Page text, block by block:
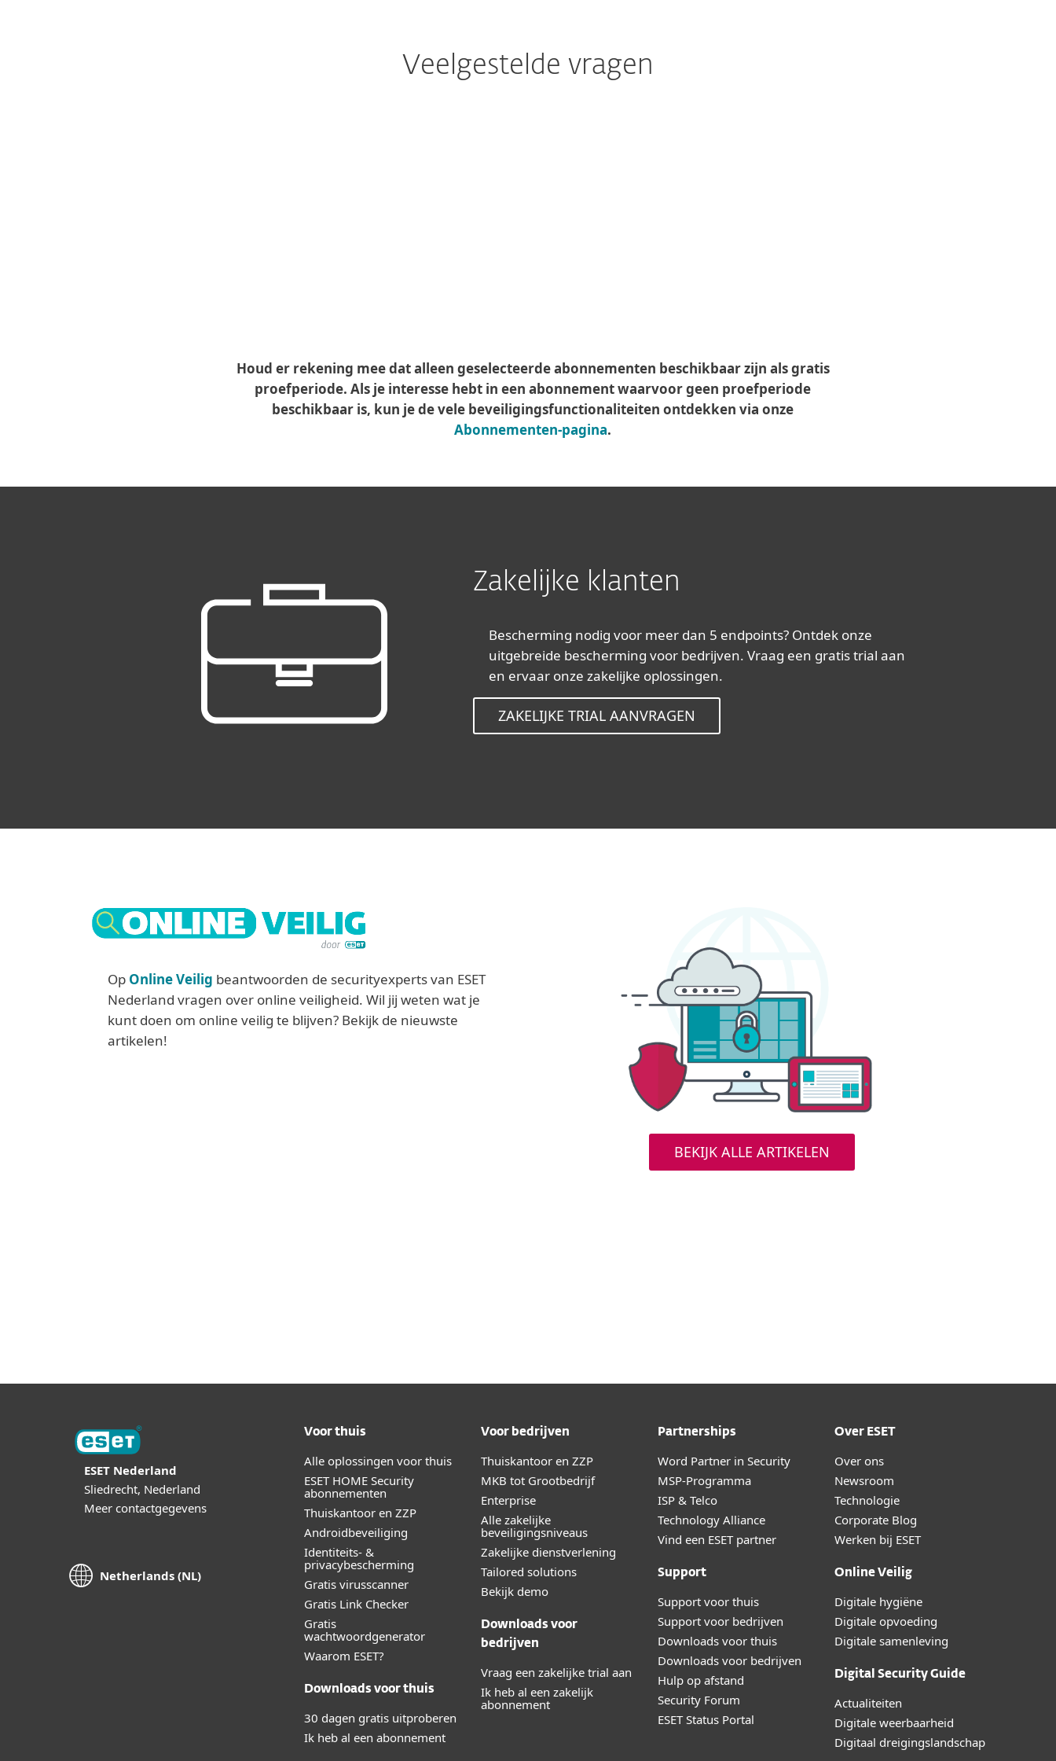
Veelgestelde vragen
Houd er rekening mee dat alleen geselecteerde abonnementen beschikbaar zijn als gratis
proefperiode. Als je interesse hebt in een abonnement waarvoor geen proefperiode
beschikbaar is, kun je de vele beveiligingsfunctionaliteiten ontdekken via onze
Abonnementen-pagina.
Zakelijke klanten
Bescherming nodig voor meer dan 5 endpoints? Ontdek onze
uitgebreide bescherming voor bedrijven. Vraag een gratis trial aan
en ervaar onze zakelijke oplossingen.
ZAKELIJKE TRIAL AANVRAGEN
Op Online Veilig beantwoorden de securityexperts van ESET
Nederland vragen over online veiligheid. Wil jij weten wat je
kunt doen om online veilig te blijven? Bekijk de nieuwste
artikelen!
BEKIJK ALLE ARTIKELEN
ESET Nederland
Sliedrecht, Nederland
Meer contactgegevens
Netherlands (NL)
Voor thuis
Alle oplossingen voor thuis
ESET HOME Security
abonnementen
Thuiskantoor en ZZP
Androidbeveiliging
Identiteits- &
privacybescherming
Gratis virusscanner
Gratis Link Checker
Gratis
wachtwoordgenerator
Waarom ESET?
Downloads voor thuis
30 dagen gratis uitproberen
Ik heb al een abonnement
Voor bedrijven
Thuiskantoor en ZZP
MKB tot Grootbedrijf
Enterprise
Alle zakelijke
beveiligingsniveaus
Zakelijke dienstverlening
Tailored solutions
Bekijk demo
Downloads voor
bedrijven
Vraag een zakelijke trial aan
Ik heb al een zakelijk
abonnement
Partnerships
Word Partner in Security
MSP-Programma
ISP & Telco
Technology Alliance
Vind een ESET partner
Support
Support voor thuis
Support voor bedrijven
Downloads voor thuis
Downloads voor bedrijven
Hulp op afstand
Security Forum
ESET Status Portal
Over ESET
Over ons
Newsroom
Technologie
Corporate Blog
Werken bij ESET
Online Veilig
Digitale hygiëne
Digitale opvoeding
Digitale samenleving
Digital Security Guide
Actualiteiten
Digitale weerbaarheid
Digitaal dreigingslandschap